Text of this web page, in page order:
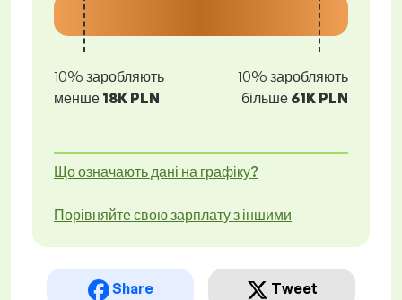
10% заробляють
менше 18K PLN
10% заробляють
більше 61K PLN
Що означають дані на графіку?
Порівняйте свою зарплату з іншими
Share Tweet